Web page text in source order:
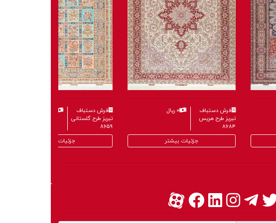
فرش دستباف
تبریز طرح گلستانی
۸۶۵۹
جزئیات بیشتر
۰ ریال
فرش دستباف
تبریز طرح هریس
۸۶۸۴
جزئیات بیشتر